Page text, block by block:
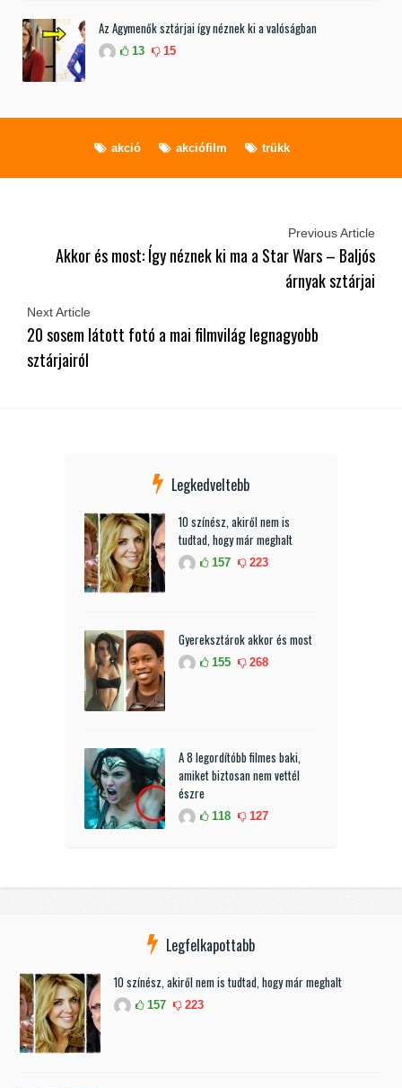
Az Agymenők sztárjai így néznek ki a valóságban
13 15
akció akciófilm trükk
Previous Article
Akkor és most: Így néznek ki ma a Star Wars – Baljós
árnyak sztárjai
Next Article
20 sosem látott fotó a mai filmvilág legnagyobb
sztárjairól
Legkedveltebb
10 színész, akiről nem is
tudtad, hogy már meghalt
157 223
Gyereksztárok akkor és most
155 268
A 8 legordítóbb filmes baki,
amiket biztosan nem vettél
észre
118 127
Legfelkapottabb
10 színész, akiről nem is tudtad, hogy már meghalt
157 223